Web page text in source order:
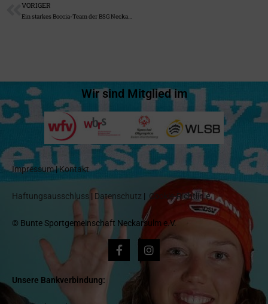
VORIGER
Ein starkes Boccia-Team der BSG Neckarsulm im Saarland
Wir sind Mitglied im
Impressum|Kontakt
Haftungsausschluss | Datenschutz | Cookie-Richtlinie
© Bunte Sportgemeinschaft Neckarsulm e.V.
Unsere Bankverbindung: